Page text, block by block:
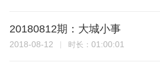
20180812期：大城小事
2018-08-12 时长： 01:00:01